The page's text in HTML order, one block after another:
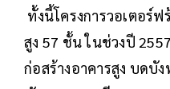
ทั้งนี้โครงการวอเตอร์
สูง 57 ชั้น ในช่วงปี
ก่อสร้างอาคารสูง บดบั